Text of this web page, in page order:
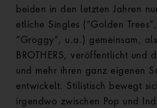
beiden in den letzten Jahren
etliche Singles (“Golden
“Groggy”, u.a.) gemeinsam,
BROTHERS, veröffentlicht und
und mehr ihren ganz eigenen
entwickelt. Stilistisch bewegt
irgendwo zwischen Pop und